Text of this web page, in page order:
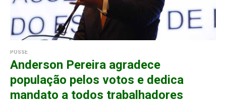
POSSE
Anderson Pereira agradece
população pelos votos e dedica
mandato a todos trabalhadores